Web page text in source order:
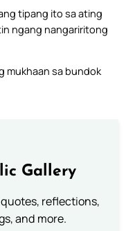
tipang ito sa ating
ngang nangariritong
mukhaan sa bundok
Gallery
reflections,
and more.